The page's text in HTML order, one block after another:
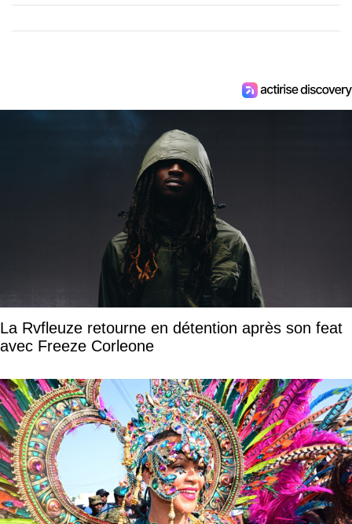
La Rvfleuze retourne en détention après son feat
avec Freeze Corleone